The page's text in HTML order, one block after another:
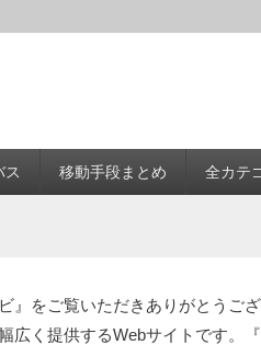
ス 移動手段まとめ 全カテ
ビ』をご覧いただきありがとうご
広く提供するWebサイトです。